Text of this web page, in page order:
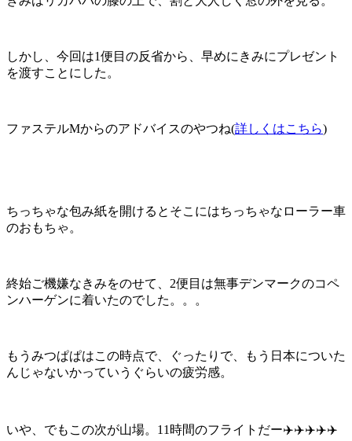
しかし、今回は1便目の反省から、早めにきみにプレゼント
を渡すことにした。
ファステルMからのアドバイスのやつね(詳しくはこちら)
ちっちゃな包み紙を開けるとそこにはちっちゃなローラー車
のおもちゃ。
終始ご機嫌なきみをのせて、2便目は無事デンマークのコペ
ンハーゲンに着いたのでした。。。
もうみつぱぱはこの時点で、ぐったりで、もう日本についた
んじゃないかっていうぐらいの疲労感。
いや、でもこの次が山場。11時間のフライトだー✈️✈️✈️✈️✈️